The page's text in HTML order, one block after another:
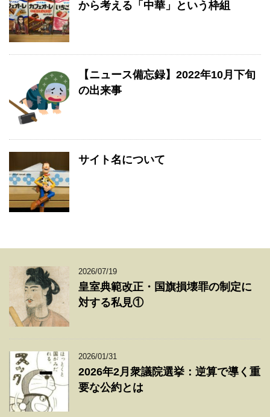
から考える「中華」という枠組
【ニュース備忘録】2022年10月下旬
の出来事
サイト名について
2026/07/19
皇室典範改正・国旗損壊罪の制定に
対する私見①
2026/01/31
2026年2月衆議院選挙：逆算で導く重
要な公約とは